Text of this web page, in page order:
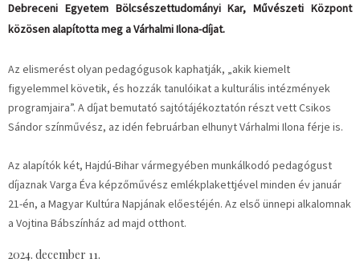
Debreceni Egyetem Bölcsészettudományi Kar, Művészeti Központ
közösen alapította meg a Várhalmi Ilona-díjat.
Az elismerést olyan pedagógusok kaphatják, „akik kiemelt
figyelemmel követik, és hozzák tanulóikat a kulturális intézmények
programjaira”. A díjat bemutató sajtótájékoztatón részt vett Csikos
Sándor színművész, az idén februárban elhunyt Várhalmi Ilona férje is.
Az alapítók két, Hajdú-Bihar vármegyében munkálkodó pedagógust
díjaznak Varga Éva képzőművész emlékplakettjével minden év január
21-én, a Magyar Kultúra Napjának előestéjén. Az első ünnepi alkalomnak
a Vojtina Bábszínház ad majd otthont.
2024. december 11.